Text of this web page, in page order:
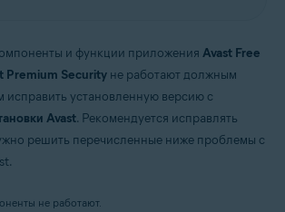
и функции приложения Avast Free
Premium Security не работают должным
исправить установленную версию с
Avast. Рекомендуется исправлять
решить перечисленные ниже проблемы с
не работают.